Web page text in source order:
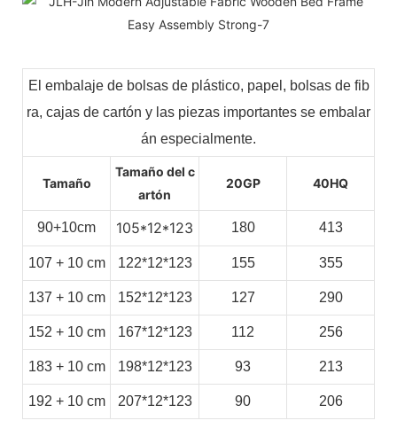
El embalaje de bolsas de plástico, papel, bolsas de fib
ra, cajas de cartón y las piezas importantes se embalar
án especialmente.
Tamaño
Tamaño del c
artón
20GP 40HQ
90+10cm 105*12*123 180 413
107 + 10 cm 122*12*123 155 355
137 + 10 cm 152*12*123 127 290
152 + 10 cm 167*12*123 112 256
183 + 10 cm 198*12*123 93 213
192 + 10 cm 207*12*123 90 206